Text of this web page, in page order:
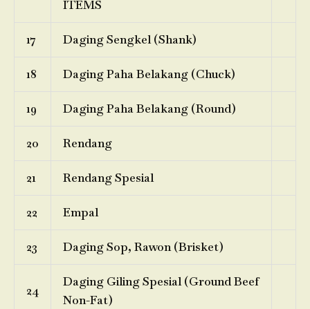
ITEMS
17 Daging Sengkel (Shank)
18 Daging Paha Belakang (Chuck)
19 Daging Paha Belakang (Round)
20 Rendang
21 Rendang Spesial
22 Empal
23 Daging Sop, Rawon (Brisket)
24
Daging Giling Spesial (Ground Beef
Non-Fat)